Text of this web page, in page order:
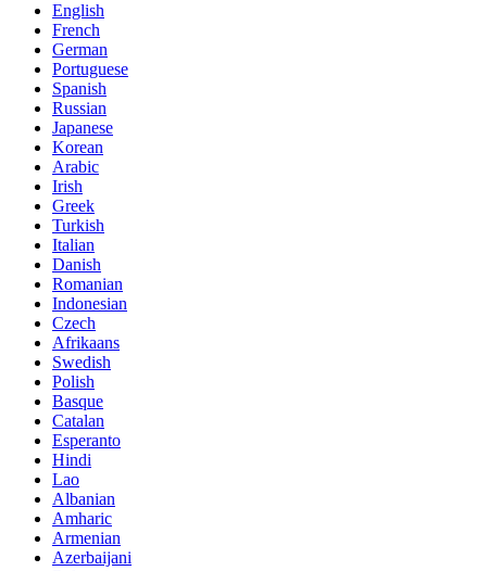
English
French
German
Portuguese
Spanish
Russian
Japanese
Korean
Arabic
Irish
Greek
Turkish
Italian
Danish
Romanian
Indonesian
Czech
Afrikaans
Swedish
Polish
Basque
Catalan
Esperanto
Hindi
Lao
Albanian
Amharic
Armenian
Azerbaijani